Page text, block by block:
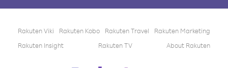
Rakuten Viki Rakuten Kobo Rakuten Travel
Rakuten Marketing
Rakuten Insight
Rakuten TV About Rakuten